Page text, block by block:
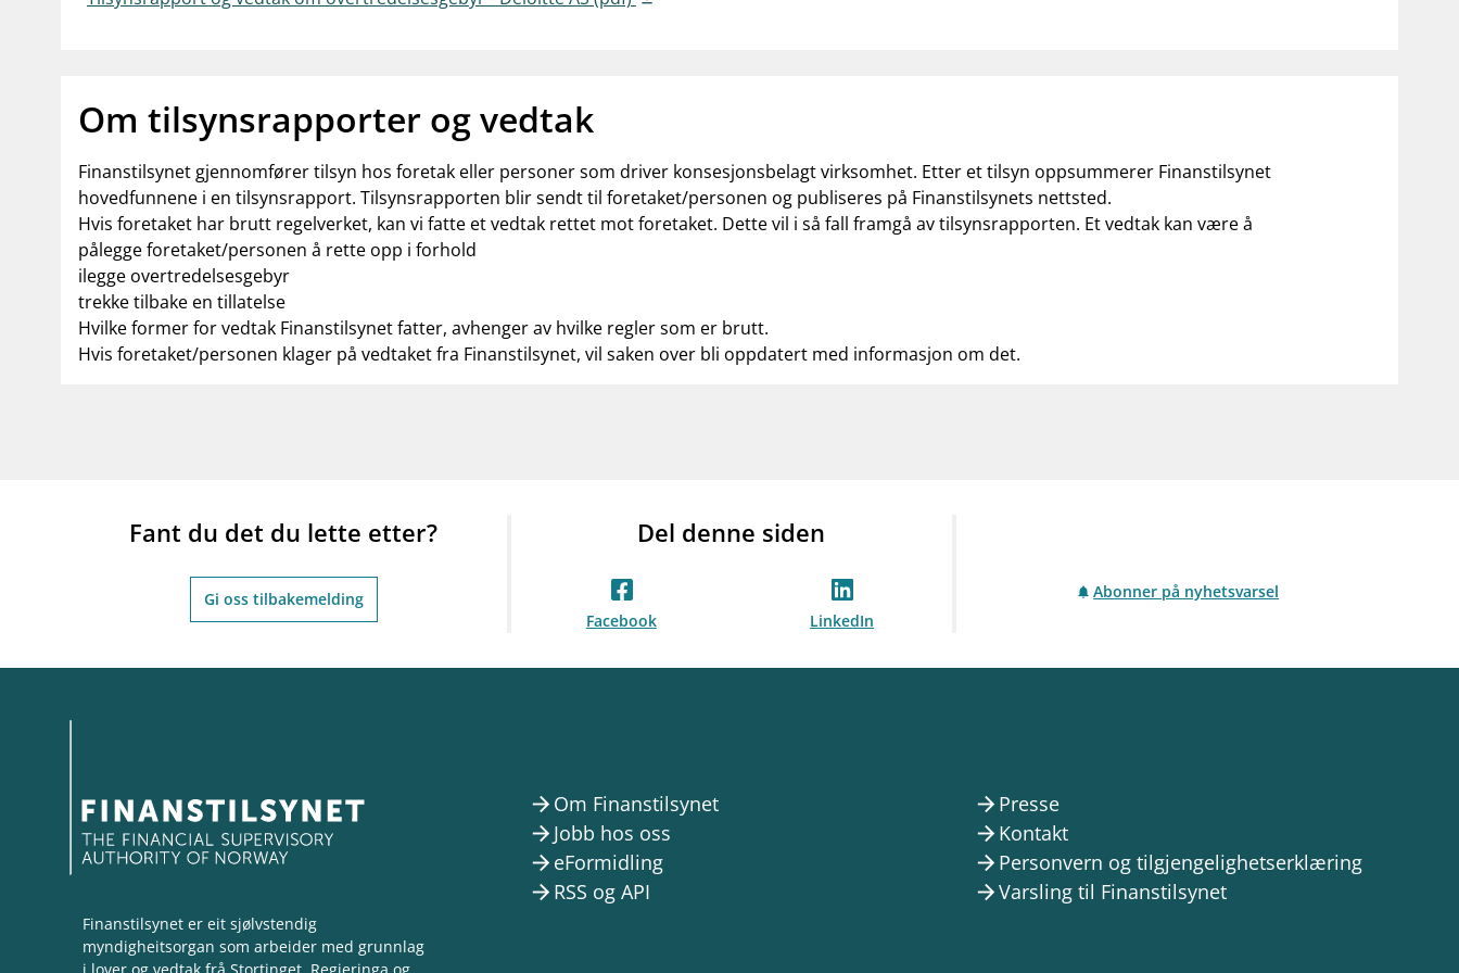
Om tilsynsrapporter og vedtak
Finanstilsynet gjennomfører tilsyn hos foretak eller personer som driver konsesjonsbelagt virksomhet. Etter et tilsyn oppsummerer Finanstilsynet
hovedfunnene i en tilsynsrapport. Tilsynsrapporten blir sendt til foretaket/personen og publiseres på Finanstilsynets nettsted.
Hvis foretaket har brutt regelverket, kan vi fatte et vedtak rettet mot foretaket. Dette vil i så fall framgå av tilsynsrapporten. Et vedtak kan være å
pålegge foretaket/personen å rette opp i forhold
ilegge overtredelsesgebyr
trekke tilbake en tillatelse
Hvilke former for vedtak Finanstilsynet fatter, avhenger av hvilke regler som er brutt.
Hvis foretaket/personen klager på vedtaket fra Finanstilsynet, vil saken over bli oppdatert med informasjon om det.
Fant du det du lette etter?
Gi oss tilbakemelding
Del denne siden
Facebook LinkedIn
Abonner på nyhetsvarsel
Finanstilsynet er eit sjølvstendig
myndigheitsorgan som arbeider med grunnlag
arrow_forward Om Finanstilsynet arrow_forward Presse
arrow_forward Jobb hos oss arrow_forward Kontakt
arrow_forward eFormidling arrow_forward Personvern og tilgjengelighetserklæring
arrow_forward RSS og API arrow_forwardVarsling til Finanstilsynet